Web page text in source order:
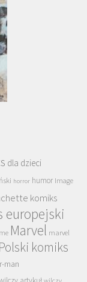
dla dzieci
horror humor Image
komiks
europejski
Marvel marvel
Polski komiks
man